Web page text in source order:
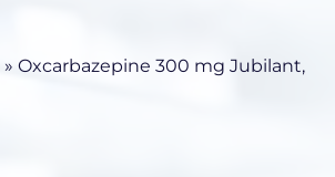
» Oxcarbazepine 300 mg Jubilant,